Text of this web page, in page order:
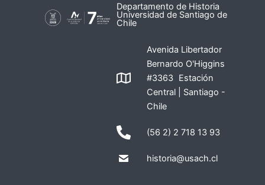
Departamento de Historia
Universidad de Santiago de
Chile
Avenida Libertador
Bernardo O'Higgins
#3363 Estación
Central | Santiago -
Chile
(56 2) 2 718 13 93
historia@usach.cl